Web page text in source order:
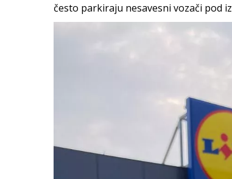
često parkiraju nesavesni vozači pod